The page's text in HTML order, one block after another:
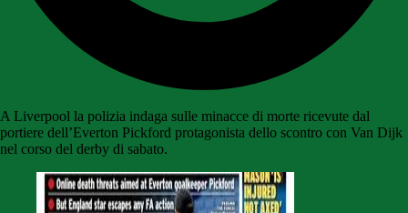
A Liverpool la polizia indaga sulle minacce di morte ricevute dal
portiere dell’Everton Pickford protagonista dello scontro con Van Dijk
nel corso del derby di sabato.